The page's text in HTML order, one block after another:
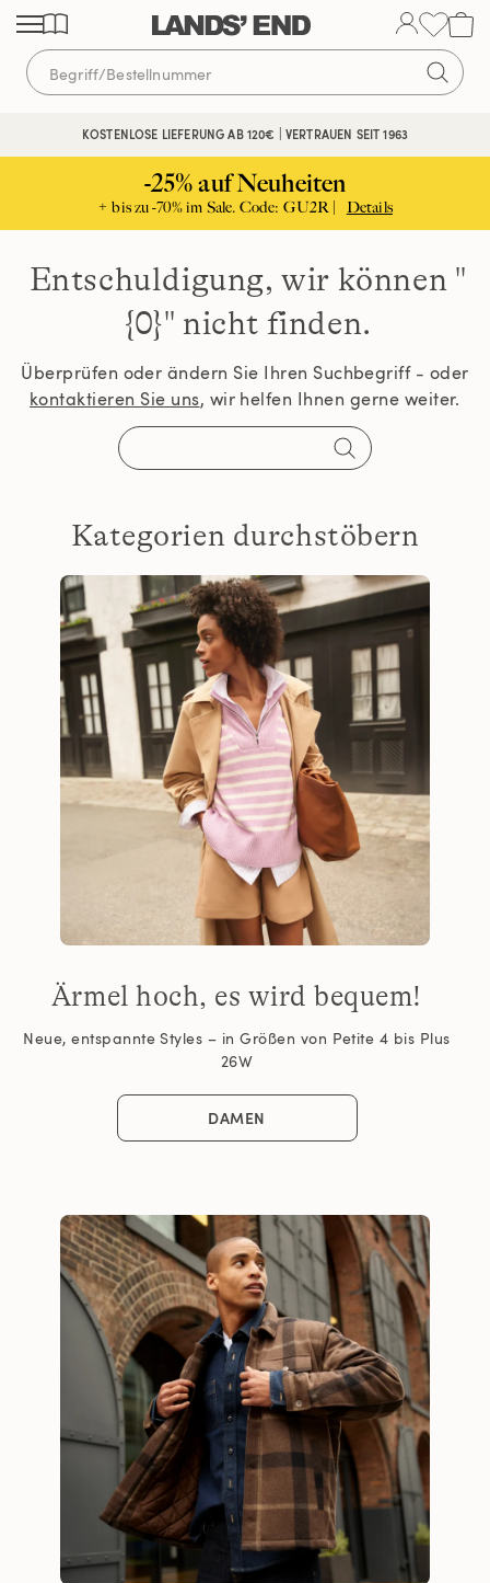
Direkt
zum
Inhalt
Direkt
zur
Navigation
Direkt
zur
Suche
KOSTENLOSE LIEFERUNG AB 120€ | VERTRAUEN SEIT 1963
-25% auf Neuheiten
+ bis zu -70% im Sale. Code: GU2R | Details
Entschuldigung, wir können "
{0}" nicht finden.
Überprüfen oder ändern Sie Ihren Suchbegriff - oder
kontaktieren Sie uns, wir helfen Ihnen gerne weiter.
Kategorien durchstöbern
Ärmel hoch, es wird bequem!
Neue, entspannte Styles – in Größen von Petite 4 bis Plus
26W
DAMEN